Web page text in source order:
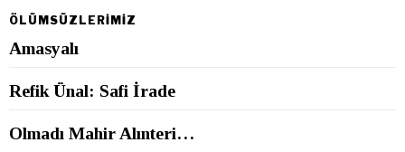
ÖLÜMSÜZLERİMİZ
Amasyalı
Refik Ünal: Safi İrade
Olmadı Mahir Alınteri…